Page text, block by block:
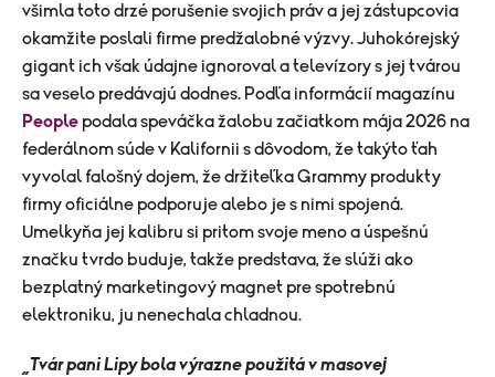
všimla toto drzé porušenie svojich práv a jej zástupcovia
okamžite poslali firme predžalobné výzvy. Juhokórejský
gigant ich však údajne ignoroval a televízory s jej tvárou
sa veselo predávajú dodnes. Podľa informácií magazínu
People podala speváčka žalobu začiatkom mája 2026 na
federálnom súde v Kalifornii s dôvodom, že takýto ťah
vyvolal falošný dojem, že držiteľka Grammy produkty
firmy oficiálne podporuje alebo je s nimi spojená.
Umelkyňa jej kalibru si pritom svoje meno a úspešnú
značku tvrdo buduje, takže predstava, že slúži ako
bezplatný marketingový magnet pre spotrebnú
elektroniku, ju nenechala chladnou.
„Tvár pani Lipy bola výrazne použitá v masovej